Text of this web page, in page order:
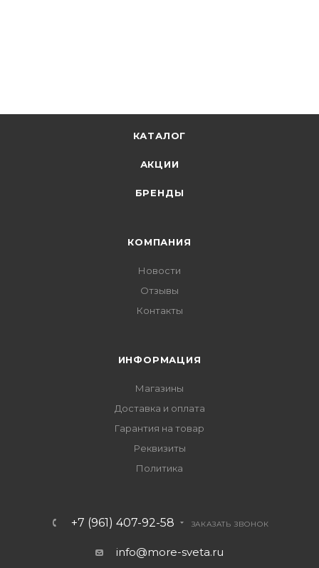
КАТАЛОГ
АКЦИИ
БРЕНДЫ
КОМПАНИЯ
Новости
Отзывы
Контакты
ИНФОРМАЦИЯ
Магазины
Доставка и оплата
Гарантия на товар
Реквизиты
Политика
+7 (961) 407-92-58 ЗАКАЗАТЬ ЗВОНОК
info@more-sveta.ru